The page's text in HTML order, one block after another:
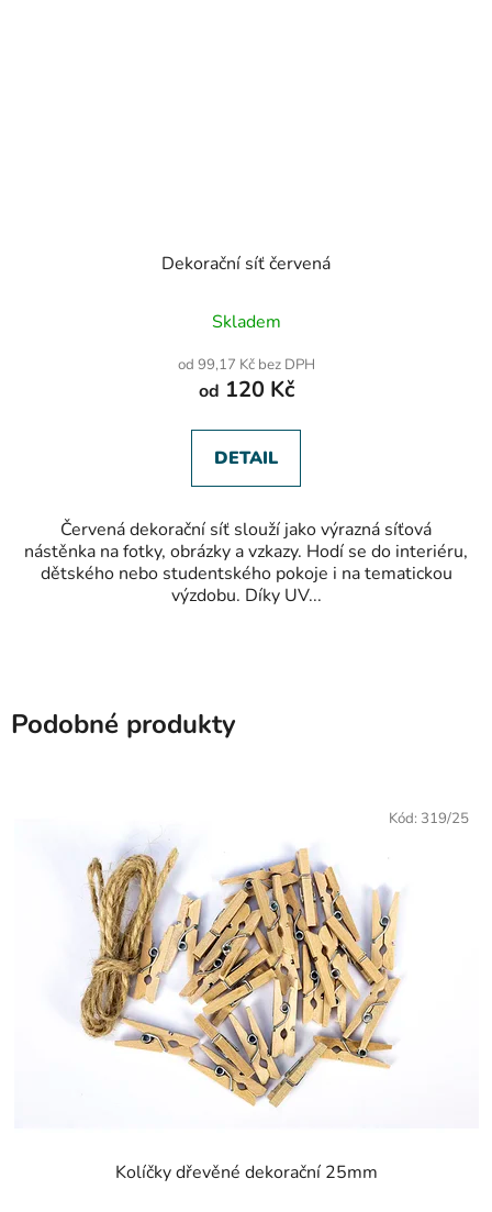
Dekorační síť červená
hodnocení
je
5,0
5
hvězdiček.
Skladem
od 99,17 Kč bez DPH
od 120 Kč
DETAIL
Červená dekorační síť slouží jako výrazná síťová
nástěnka na fotky, obrázky a vzkazy. Hodí se do interiéru,
dětského nebo studentského pokoje i na tematickou
výzdobu. Díky UV...
Podobné produkty
Kolíčky dřevěné dekorační 25mm
Kód: 319/25